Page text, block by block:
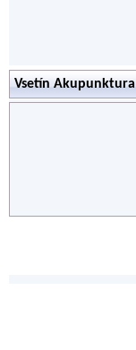
Vsetín Akupunktura